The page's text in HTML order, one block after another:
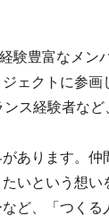
験豊富なメ
ェクトに参
ス経験者な
あります。
いという想い
ど、「つく